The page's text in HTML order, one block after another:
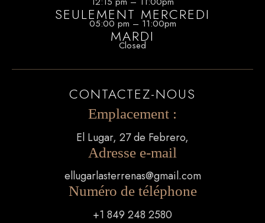
SEULEMENT MERCREDI
05:00 pm – 11:00pm
MARDI
Closed
CONTACTEZ-NOUS
Emplacement :
El Lugar, 27 de Febrero,
Adresse e-mail
ellugarlasterrenas@gmail.com
Numéro de téléphone
+1 849 248 2580